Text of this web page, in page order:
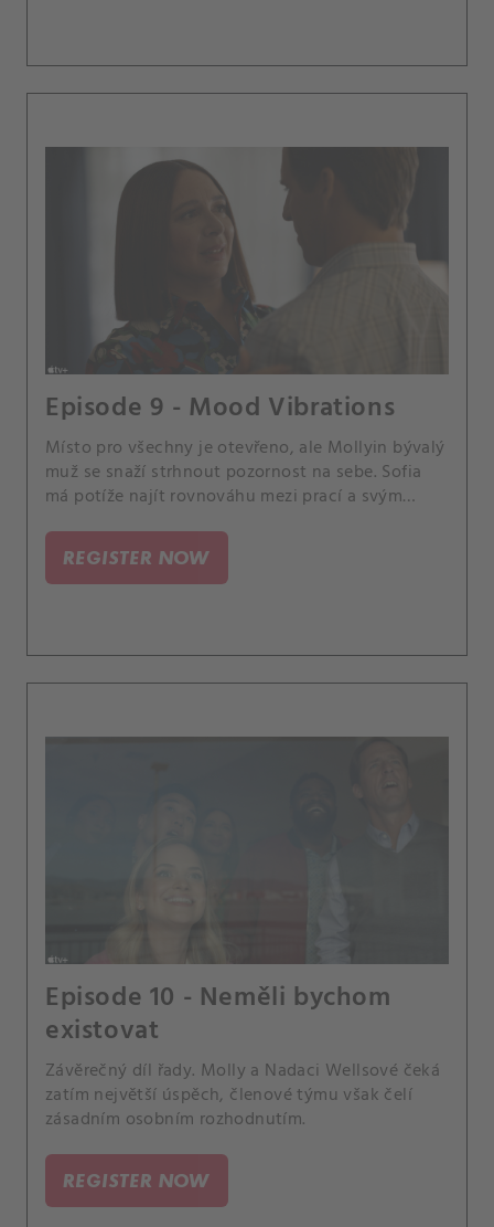
Episode 9 - Mood Vibrations
Místo pro všechny je otevřeno, ale Mollyin bývalý
muž se snaží strhnout pozornost na sebe. Sofia
má potíže najít rovnováhu mezi prací a svým
REGISTER NOW
Episode 10 - Neměli bychom
existovat
Závěrečný díl řady. Molly a Nadaci Wellsové čeká
zatím největší úspěch, členové týmu však čelí
zásadním osobním rozhodnutím.
REGISTER NOW